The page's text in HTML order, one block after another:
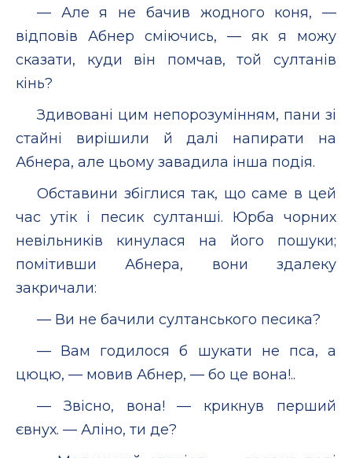
— Але я не бачив жодного коня, —
відповів Абнер сміючись, — як я можу
сказати, куди він помчав, той султанів
кінь?
Здивовані цим непорозумінням, пани зі
стайні вирішили й далі напирати на
Абнера, але цьому завадила інша подія.
Обставини збіглися так, що саме в цей
час утік і песик султанші. Юрба чорних
невільників кинулася на його пошуки;
помітивши Абнера, вони здалеку
закричали:
— Ви не бачили султанського песика?
— Вам годилося б шукати не пса, а
цюцю, — мовив Абнер, — бо це вона!..
— Звісно, вона! — крикнув перший
євнух. — Аліно, ти де?